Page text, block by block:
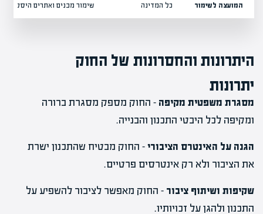
המועצה לשימור כל המדינה שימור מבנים ואתרים היסטוריים
היתרונות והחסרונות של החוק
יתרונות
מסגרת משפטית מקיפה – החוק מספק מסגרת ברורה
ומקיפה לכל היבטי התכנון והבנייה.
הגנה על האינטרס הציבורי– החוק מבטיח שהתכנון ישרת
את הציבור ולא רק אינטרסים פרטיים.
שקיפות ושיתוף ציבור – החוק מאפשר לציבור להשפיע על
התכנון ולהגן על זכויותיו.